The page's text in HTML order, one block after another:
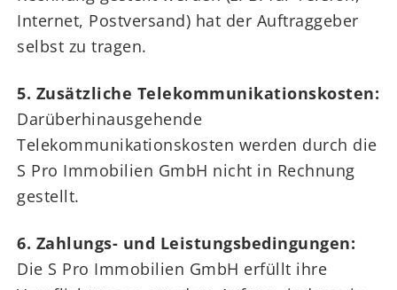
Internet, Postversand) hat der Auftraggeber
selbst zu tragen.
5. Zusätzliche Telekommunikationskosten:
Darüberhinausgehende
Telekommunikationskosten werden durch die
S Pro Immobilien GmbH nicht in Rechnung
gestellt.
6. Zahlungs- und Leistungsbedingungen:
Die S Pro Immobilien GmbH erfüllt ihre